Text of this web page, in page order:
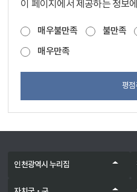
이 페이지에서 제공하는 정보
매우불만족 불만족
매우만족
평점
인천광역시 누리집